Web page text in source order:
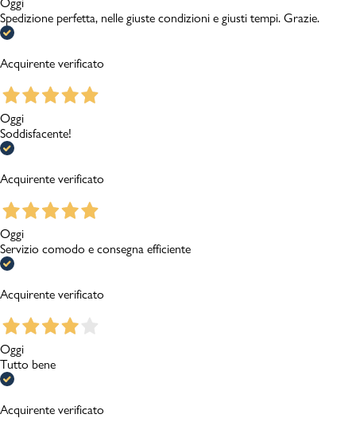
Spedizione perfetta, nelle giuste condizioni e giusti tempi. Grazie.
Acquirente verificato
Oggi
Soddisfacente!
Acquirente verificato
Oggi
Servizio comodo e consegna efficiente
Acquirente verificato
Oggi
Tutto bene
Acquirente verificato